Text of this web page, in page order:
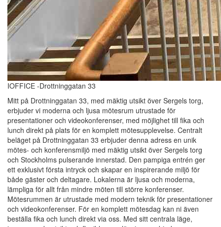
IOFFICE -Drottninggatan 33
Mitt på Drottninggatan 33, med mäktig utsikt över Sergels torg,
erbjuder vi moderna och ljusa mötesrum utrustade för
presentationer och videokonferenser, med möjlighet till fika och
lunch direkt på plats för en komplett mötesupplevelse. Centralt
beläget på Drottninggatan 33 erbjuder denna adress en unik
mötes- och konferensmiljö med mäktig utsikt över Sergels torg
och Stockholms pulserande innerstad. Den pampiga entrén ger
ett exklusivt första intryck och skapar en inspirerande miljö för
både gäster och deltagare. Lokalerna är ljusa och moderna,
lämpliga för allt från mindre möten till större konferenser.
Mötesrummen är utrustade med modern teknik för presentationer
och videokonferenser. För en komplett mötesdag kan ni även
beställa fika och lunch direkt via oss. Med sitt centrala läge,